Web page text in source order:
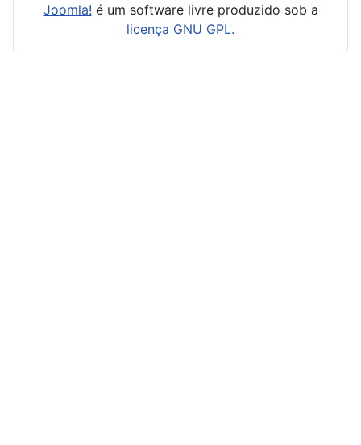
Joomla! é um software livre produzido sob a
licença GNU GPL.